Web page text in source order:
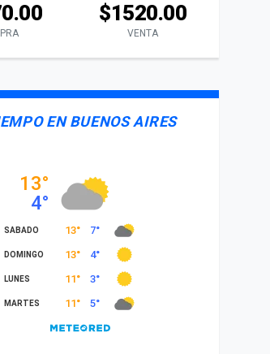
$1520.00
VENTA
EN BUENOS AIRES